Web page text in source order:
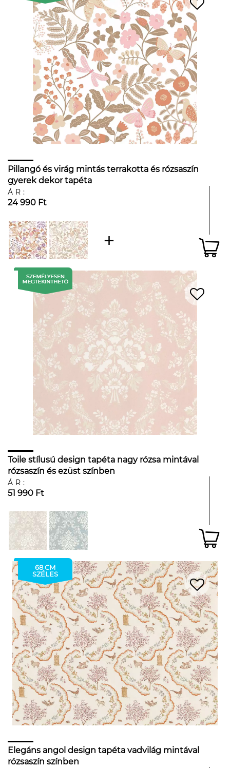
Pillangó és virág mintás terrakotta és rózsaszín
gyerek dekor tapéta
ÁR:
24 990 Ft
Toile stílusú design tapéta nagy rózsa mintával
rózsaszín és ezüst színben
ÁR:
51 990 Ft
68 CM
SZÉLES
Elegáns angol design tapéta vadvilág mintával
rózsaszín színben